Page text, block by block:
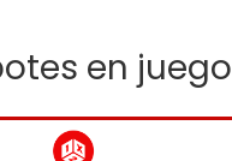
en juego